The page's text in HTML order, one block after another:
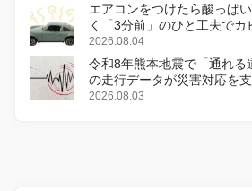
エアコンをつけたら酸っぱ
く「3分前」のひと工夫でカ
2026.08.04
令和8年熊本地震で「通れる
の走行データが災害対応を
2026.08.03